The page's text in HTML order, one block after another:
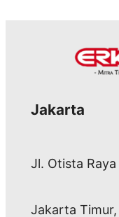
Jakarta
Jl. Otista
Jakarta